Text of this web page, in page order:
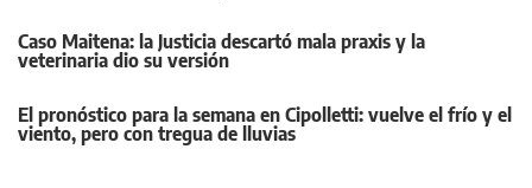
Caso Maitena: la Justicia descartó mala praxis y la
veterinaria dio su versión
El pronóstico para la semana en Cipolletti: vuelve el frío y el
viento, pero con tregua de lluvias